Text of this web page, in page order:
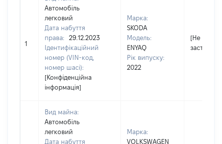
1
Автомобіль
легковий
Дата набуття
права:
29.12.2023
Ідентифікаційний
номер (VIN-код,
номер шасі):
[Конфіденційна
інформація]
Марка:
SKODA
Модель:
ENYAQ
Рік випуску:
2022
[Не
Вид майна:
Автомобіль
легковий
Дата набуття
Марка:
VOLKSWAGEN